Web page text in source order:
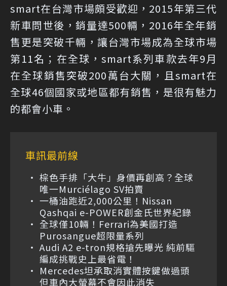
smart在台灣市場頗受歡迎，2015年第三代
新車問世後，銷量達500輛，2016年全年銷
售更是突破千輛，讓台灣市場成為全球市場
第11名；在全球，smart系列車款去年9月
在全球銷售突破200萬台大關，且smart在
全球46個國家或地區都有銷售，是很有魅力
的都會小車。
車訊最前線
棕色手排「大牛」身價再創高？全球
唯一Murciélago SV拍賣
一桶油跑近2,000公里！Nissan
Qashqai e-POWER創金氏世界紀錄
全球僅10輛！Ferrari為美國打造
Purosangue超限量系列
Audi A2 e-tron規格搶先曝光 純前驅
編成挑戰史上最省電！
Mercedes坦承取消實體按鍵做過頭
但車內大螢幕不會因此消失